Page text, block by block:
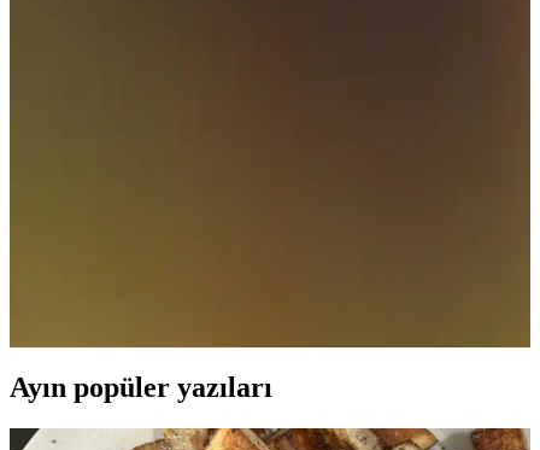
Ayın popüler yazıları